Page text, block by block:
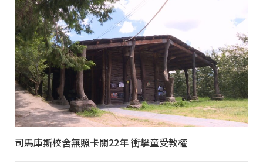
司馬庫斯校舍無照卡關22年 衝擊童受教權